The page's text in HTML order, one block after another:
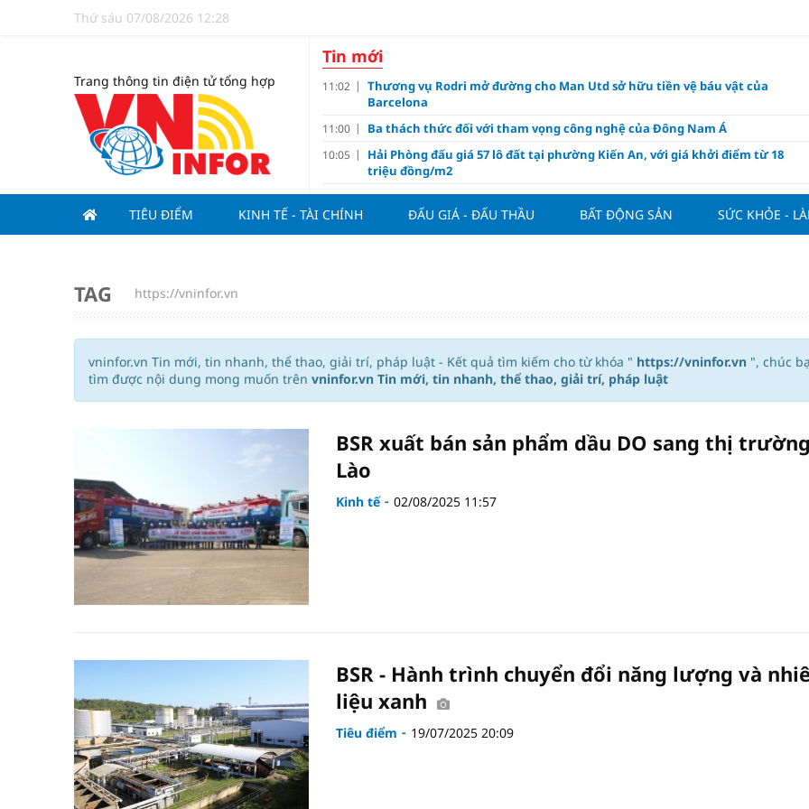
Thứ sáu 07/08/2026 12:28
Trang thông tin điện tử tổng hợp
Tin mới
11:02
Thương vụ Rodri mở đường cho Man Utd sở hữu tiền vệ báu vật của
Barcelona
11:00 Ba thách thức đối với tham vọng công nghệ của Đông Nam Á
10:05
Hải Phòng đấu giá 57 lô đất tại phường Kiến An, với giá khởi điểm từ 18
triệu đồng/m2
09:10 Đề xuất nghỉ 4 ngày liên tục dịp Ngày Văn hóa Việt Nam 2026
09:00 “Chìa khóa” triển khai ESG thực chất
việc chăm chỉ
15:00
HoREA đề xuất chỉ áp dụng thời hạn sử dụng chung cư theo niên hạn với
dự án xây mới
TIÊU ĐIỂM KINH TẾ - TÀI CHÍNH ĐẤU GIÁ - ĐẤU THẦU BẤT ĐỘNG SẢN SỨC KHỎE -
TAG https://vninfor.vn
vninfor.vn Tin mới, tin nhanh, thể thao, giải trí, pháp luật - Kết quả tìm kiếm cho từ khóa " https://vninfor.vn ", chúc
tìm được nội dung mong muốn trên vninfor.vn Tin mới, tin nhanh, thể thao, giải trí, pháp luật
BSR xuất bán sản phẩm dầu DO sang thị
Lào
Kinh tế 02/08/2025 11:57
BSR - Hành trình chuyển đổi năng lượng và
liệu xanh
Tiêu điểm 19/07/2025 20:09